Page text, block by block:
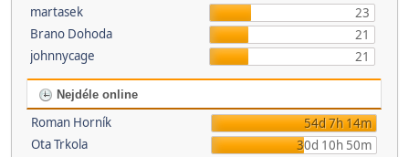
martasek
23
Brano Dohoda
21
johnnycage
21
Nejdéle online
Roman Horník
54d 7h 14m
Ota Trkola
30d 10h 50m